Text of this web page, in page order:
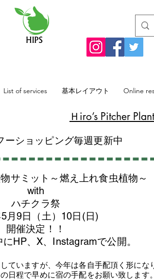
List of services 基本レイアウト Online
Ｈiro’s Pitcher
ーショッピング毎週更新中
サミット～燃え上れ食虫植物～
with
​ハチクラ祭
月9日（土）10日(日)
​開催決定！！
HP、X、Instagramで公開。
ていますが、今年は各自手配頂く形にな
日程で早めに宿の手配をお願い致します。